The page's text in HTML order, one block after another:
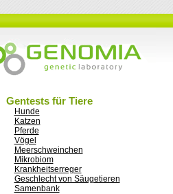
Gentests für Tiere
Hunde
Katzen
Pferde
Vögel
Meerschweinchen
Mikrobiom
Krankheitserreger
Geschlecht von Säugetieren
Samenbank